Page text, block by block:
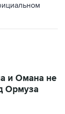
и Омана не
Ормуза